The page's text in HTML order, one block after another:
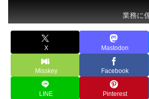
業務に
X Mastodon
Misskey Facebook
LINE Pinterest